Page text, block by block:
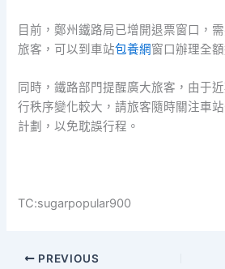
目前，鄭州鐵路局已增開退票窗口，
旅客，可以到車站包養網窗口辦理全
同時，鐵路部門提醒廣大旅客，由于
行秩序變化較大，請旅客隨時關注車
計劃，以免耽誤行程。
TC:sugarpopular900
PREVIOUS